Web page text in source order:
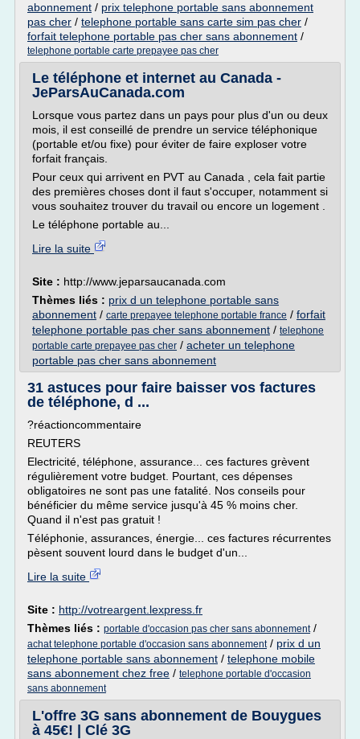
abonnement / prix telephone portable sans abonnement
pas cher / telephone portable sans carte sim pas cher /
forfait telephone portable pas cher sans abonnement /
telephone portable carte prepayee pas cher
Le téléphone et internet au Canada -
JeParsAuCanada.com
Lorsque vous partez dans un pays pour plus d'un ou deux
mois, il est conseillé de prendre un service téléphonique
(portable et/ou fixe) pour éviter de faire exploser votre
forfait français.
Pour ceux qui arrivent en PVT au Canada , cela fait partie
des premières choses dont il faut s'occuper, notamment si
vous souhaitez trouver du travail ou encore un logement .
Le téléphone portable au...
Lire la suite
Site : http://www.jeparsaucanada.com
Thèmes liés : prix d un telephone portable sans
abonnement / carte prepayee telephone portable france / forfait
telephone portable pas cher sans abonnement / telephone
portable carte prepayee pas cher / acheter un telephone
portable pas cher sans abonnement
31 astuces pour faire baisser vos factures
de téléphone, d ...
?réactioncommentaire
REUTERS
Electricité, téléphone, assurance... ces factures grèvent
régulièrement votre budget. Pourtant, ces dépenses
obligatoires ne sont pas une fatalité. Nos conseils pour
bénéficier du même service jusqu'à 45 % moins cher.
Quand il n'est pas gratuit !
Téléphonie, assurances, énergie... ces factures récurrentes
pèsent souvent lourd dans le budget d'un...
Lire la suite
Site : http://votreargent.lexpress.fr
Thèmes liés : portable d'occasion pas cher sans abonnement/
achat telephone portable d'occasion sans abonnement/ prix d un
telephone portable sans abonnement / telephone mobile
sans abonnement chez free / telephone portable d'occasion
sans abonnement
L'offre 3G sans abonnement de Bouygues
à 45€! | Clé 3G